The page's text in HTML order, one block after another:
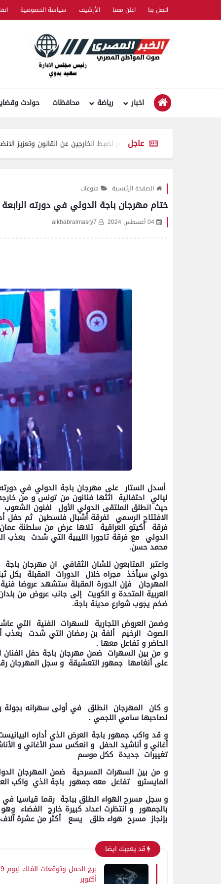
اتصل بنا اعلن معنا الأرشيف سياسة الخصوصية
اخبار رياضة محافظات حوادث
عاجل
ومركز الفيوم لضبط الخارجين عن القانون وتعزيز الانضباط المروري
الصفحة الرئيسية منوعات
ختام مهرجان باجة الدولي في دورته
04 أغسطس 2024 alkhabralmasry7
أسدل الستار على مهرجان باجة الدولي في
ليالي احتفالية اثثها فنانون من تونس و من
حيث انطلق الملتقى الدولي الأول لفنون
الافتتاح الرسمي لفرقة أشبال فلسطين ثم حفل
فرقة أكيتو العراقية تلاها عرض من سلطنة
الدولي مع فرقة تاجورا الليبية التي شدت بعذب
محمد حسن.
واعتبر المتابعون للشان الثقافي ان مهرجان
دولي سيأخذ مجراه خلال الدورات المقبلة بكل
المهرجان فإن الدورة المقبلة ستشهد عروضا
العربية المتحدة و الكويت إلى جانب عروض من
ضخم يجوب شوارع مدينة باجة.
وضمن العروض التجارية للسهرات الفنية التي
الصوت الرخيم ألفة بن رمضان التي شدت بعذب
الحاضر و تفاعل معها .
و من بين السهرات ضمن مهرجان باجة حفل
على أنغامها جمهور التعشيقة و سجل المهرجان
و كان المهرجان انطلق في أولى سهرانه بجولة
لصاحبها سامي اللجمي .
و قد واكب جمهور باجة العرض الذي أداره
أغاني و أناشيد الحفل و انعكس سحر الأغاني و
تغييرات جديدة ككل موسم
و من بين السهرات المسرحية ضمن المهرجان
المايسترو تفاعل معه جمهور باجة الذي واكب
و سجل مسرح الهواء الطلق بباجة رقما قياسيا
بالجمهور و انتظرت اعداد كبيرة خارج الفضاء
بإنجاز مسرح هواء طلق يسع أكثر من عشرة آلاف
قد يعجبك ايضا
برج الحمل وتوقعات الفلك ليوم 9
أكتوبر